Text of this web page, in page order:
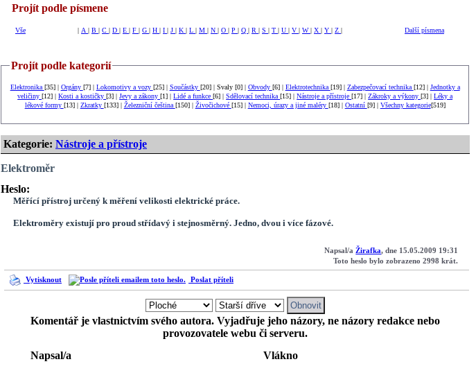
Projít podle písmene
Vše | A | B | C | D | E | F | G | H | I | J | K | L | M | N | O | P | Q | R | S | T | U | V | W| X | Y | Z | Další písmena
Projít podle kategorií
Elektronika [35] | Orgány [7] | Lokomotivy a vozy [25] | Součástky [20] | Svaly [0] | Obvody [6] | Elektrotechnika [19] | Zabezpečovací technika [12] | Jednotky a
veličiny[12] |Kosti a kostičky[3] |Jevy a zákony[1] |Lidé a funkce[6] |Sdělovací technika[15] |Nástroje a přístroje[17] |Zákroky a výkony[3] |Léky a
lékové formy [13] | Zkratky [133] | Železniční čeština [150] | Živočichové [15] | Nemoci, úrazy a jiné maléry [18] | Ostatní [9] | Všechny kategorie[519]
Kategorie: Nástroje a přístroje
Elektroměr
Heslo:
Měřící přístroj určený k měření velikosti elektrické práce.
Elektroměry existují pro proud střídavý i stejnosměrný. Jedno, dvou i více fázové.
Napsal/aŽirafka, dne 15.05.2009 19:31
Toto heslo bylo zobrazeno 2998 krát.
Vytisknout Poslat příteli
Komentář je vlastnictvím svého autora. Vyjadřuje jeho názory, ne názory redakce nebo
provozovatele webu či serveru.
Napsal/a
Vlákno